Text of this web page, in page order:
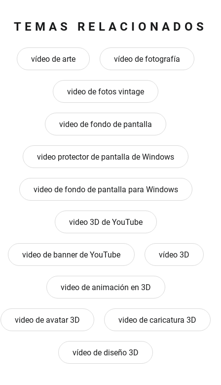
TEMAS RELACIONADOS
vídeo de arte vídeo de fotografía
video de fotos vintage
video de fondo de pantalla
video protector de pantalla de Windows
video de fondo de pantalla para Windows
video 3D de YouTube
video de banner de YouTube vídeo 3D
video de animación en 3D
video de avatar 3D video de caricatura 3D
vídeo de diseño 3D